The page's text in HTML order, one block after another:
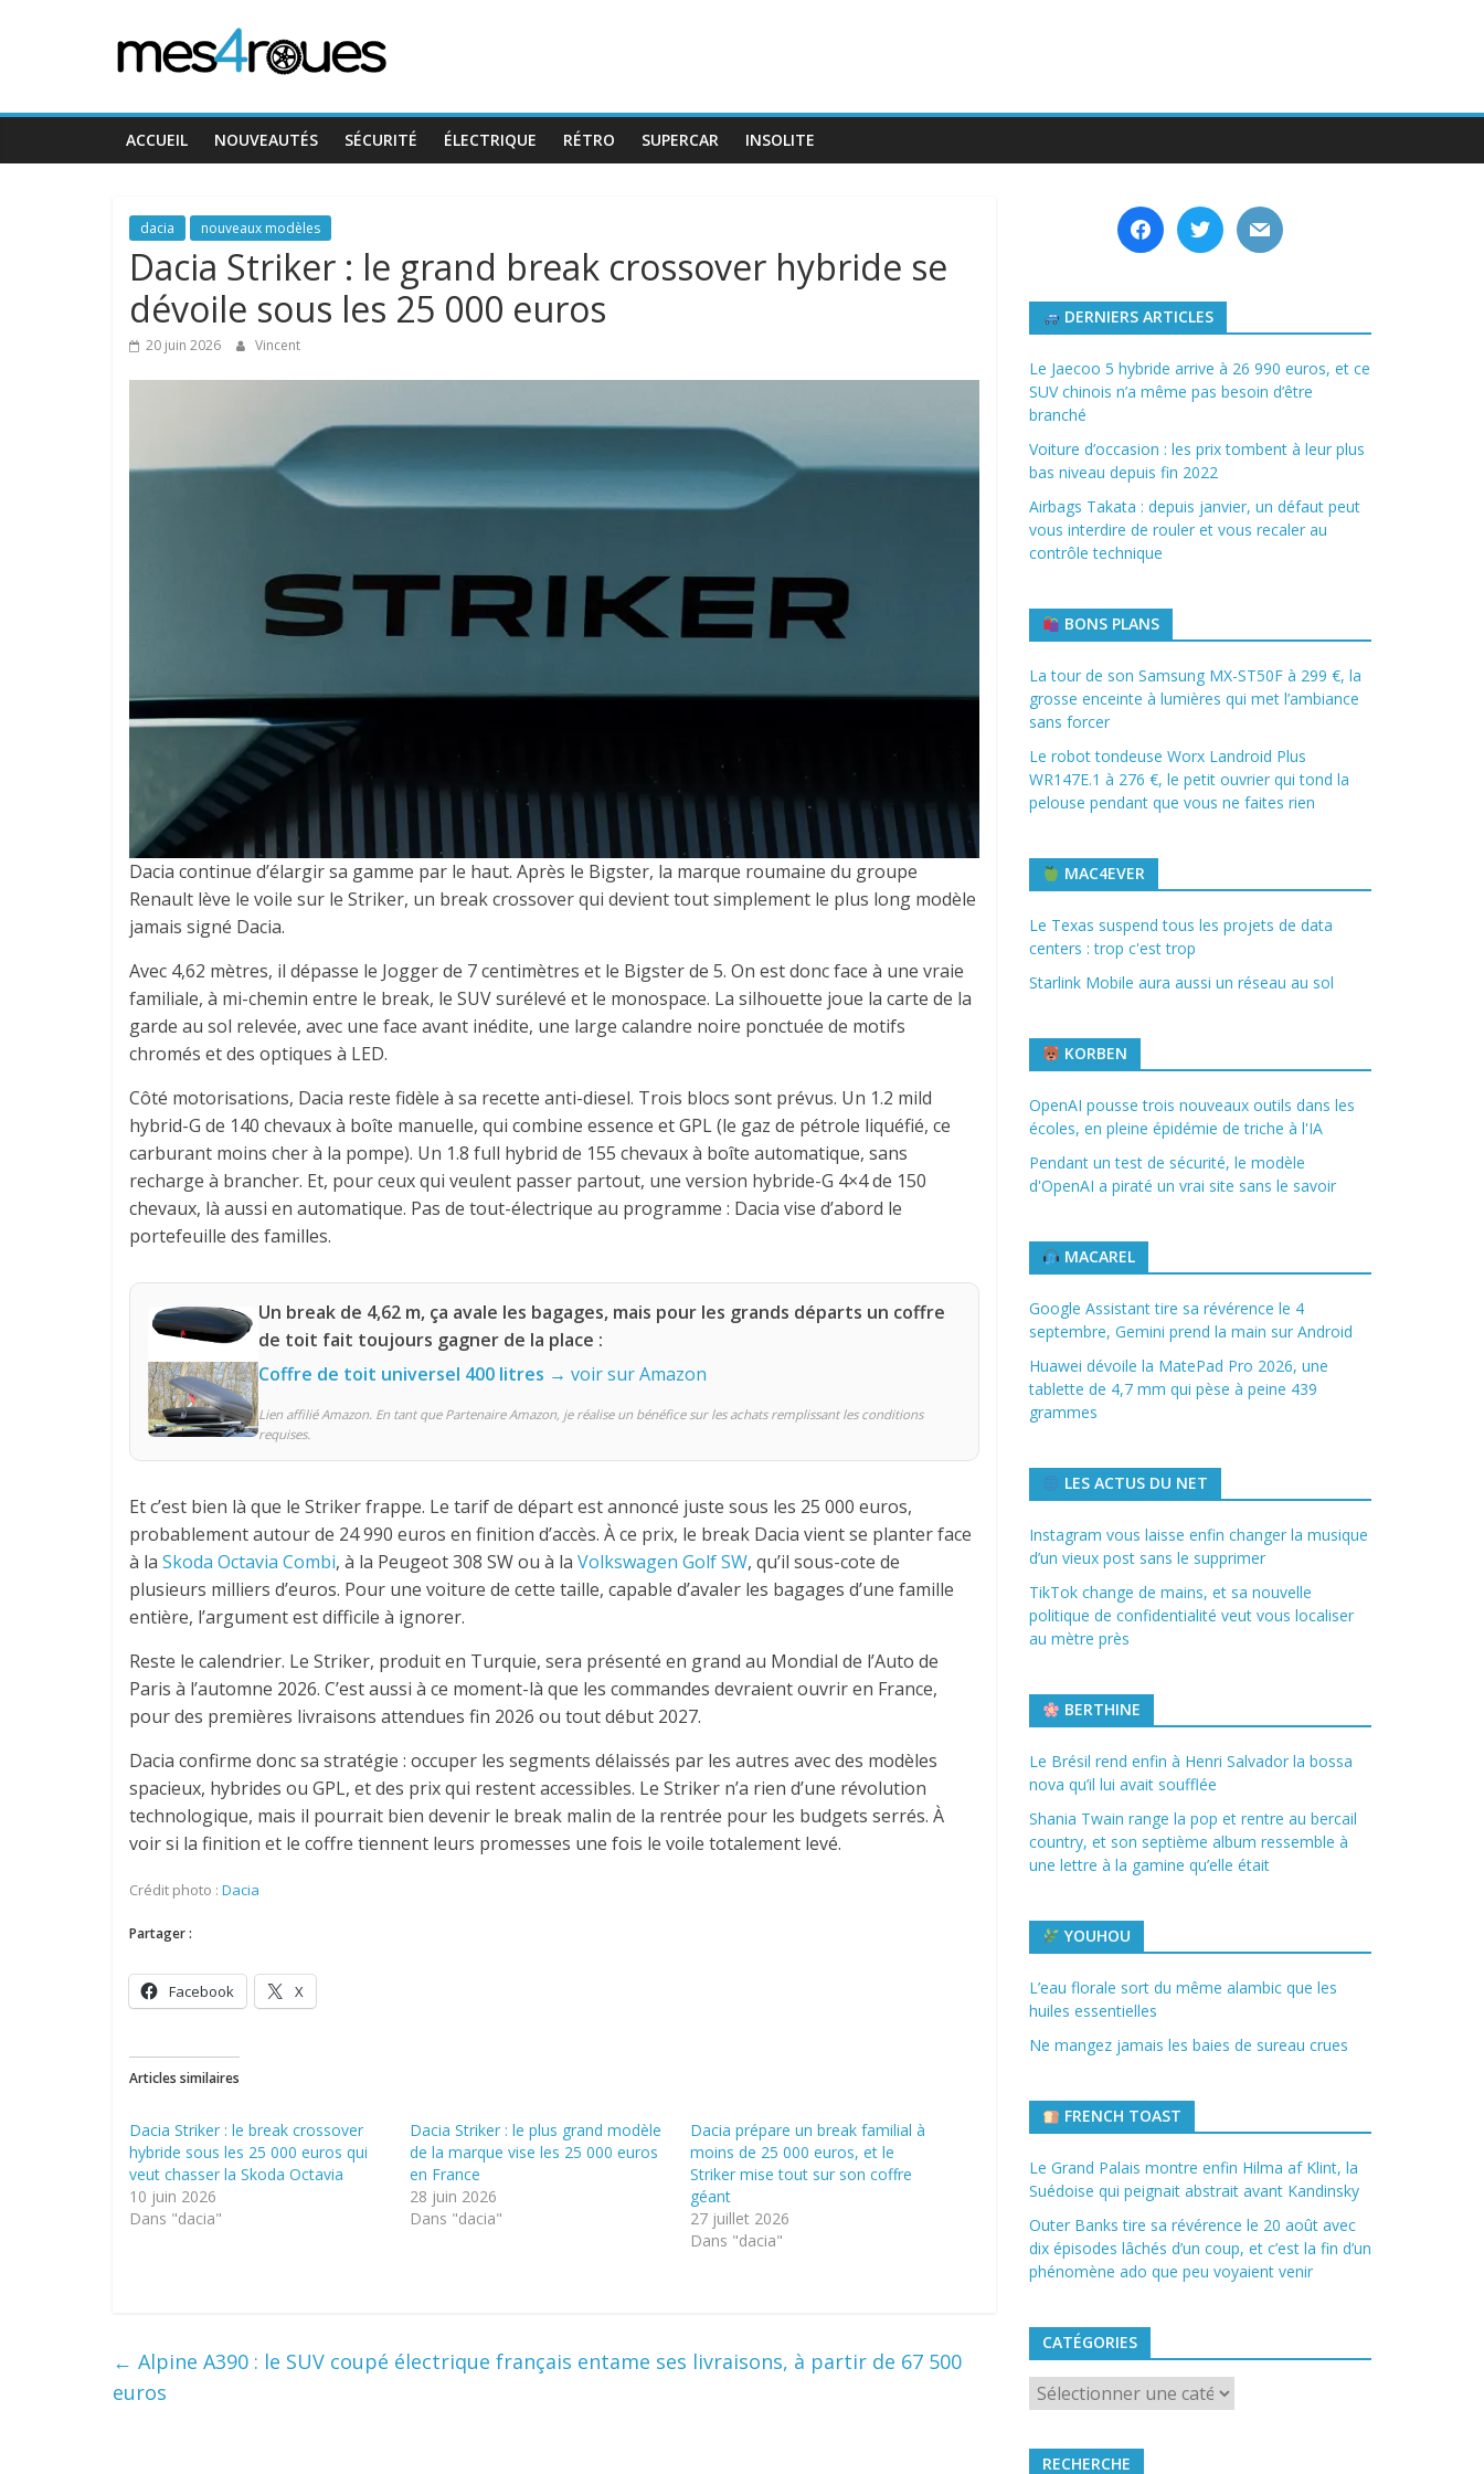
Mes4Roues
ACCUEIL NOUVEAUTÉS SÉCURITÉ ÉLECTRIQUE RÉTRO SUPERCAR INSOLITE
dacia nouveaux modèles
Dacia Striker : le grand break crossover hybride se
dévoile sous les 25 000 euros
20 juin 2026 Vincent
Dacia continue d’élargir sa gamme par le haut. Après le Bigster, la marque roumaine du groupe
Renault lève le voile sur le Striker, un break crossover qui devient tout simplement le plus long modèle
jamais signé Dacia.
Avec 4,62 mètres, il dépasse le Jogger de 7 centimètres et le Bigster de 5. On est donc face à une vraie
familiale, à mi-chemin entre le break, le SUV surélevé et le monospace. La silhouette joue la carte de la
garde au sol relevée, avec une face avant inédite, une large calandre noire ponctuée de motifs
chromés et des optiques à LED.
Côté motorisations, Dacia reste fidèle à sa recette anti-diesel. Trois blocs sont prévus. Un 1.2 mild
hybrid-G de 140 chevaux à boîte manuelle, qui combine essence et GPL (le gaz de pétrole liquéfié, ce
carburant moins cher à la pompe). Un 1.8 full hybrid de 155 chevaux à boîte automatique, sans
recharge à brancher. Et, pour ceux qui veulent passer partout, une version hybride-G 4×4 de 150
chevaux, là aussi en automatique. Pas de tout-électrique au programme : Dacia vise d’abord le
portefeuille des familles.
Un break de 4,62 m, ça avale les bagages, mais pour les grands départs un coffre
de toit fait toujours gagner de la place :
Coffre de toit universel 400 litres → voir sur Amazon
Lien affilié Amazon. En tant que Partenaire Amazon, je réalise un bénéfice sur les achats remplissant les conditions
requises.
Et c’est bien là que le Striker frappe. Le tarif de départ est annoncé juste sous les 25 000 euros,
probablement autour de 24 990 euros en finition d’accès. À ce prix, le break Dacia vient se planter face
à la Skoda Octavia Combi, à la Peugeot 308 SW ou à la Volkswagen Golf SW, qu’il sous-cote de
plusieurs milliers d’euros. Pour une voiture de cette taille, capable d’avaler les bagages d’une famille
entière, l’argument est difficile à ignorer.
Reste le calendrier. Le Striker, produit en Turquie, sera présenté en grand au Mondial de l’Auto de
Paris à l’automne 2026. C’est aussi à ce moment-là que les commandes devraient ouvrir en France,
pour des premières livraisons attendues fin 2026 ou tout début 2027.
Dacia confirme donc sa stratégie : occuper les segments délaissés par les autres avec des modèles
spacieux, hybrides ou GPL, et des prix qui restent accessibles. Le Striker n’a rien d’une révolution
technologique, mais il pourrait bien devenir le break malin de la rentrée pour les budgets serrés. À
voir si la finition et le coffre tiennent leurs promesses une fois le voile totalement levé.
Crédit photo : Dacia
Partager :
Facebook X
Articles similaires
Dacia Striker : le break crossover
hybride sous les 25 000 euros qui
veut chasser la Skoda Octavia
10 juin 2026
Dans "dacia"
Dacia Striker : le plus grand modèle
de la marque vise les 25 000 euros
en France
28 juin 2026
Dans "dacia"
Dacia prépare un break familial à
moins de 25 000 euros, et le
Striker mise tout sur son coffre
géant
27 juillet 2026
Dans "dacia"
← Alpine A390 : le SUV coupé électrique français entame ses livraisons, à partir de 67 500
euros
facebooktwitter mail
DERNIERS ARTICLES
Le Jaecoo 5 hybride arrive à 26 990 euros, et ce
SUV chinois n’a même pas besoin d’être
branché
Voiture d’occasion : les prix tombent à leur plus
bas niveau depuis fin 2022
Airbags Takata : depuis janvier, un défaut peut
vous interdire de rouler et vous recaler au
contrôle technique
BONS PLANS
La tour de son Samsung MX-ST50F à 299 €, la
grosse enceinte à lumières qui met l’ambiance
sans forcer
Le robot tondeuse Worx Landroid Plus
WR147E.1 à 276 €, le petit ouvrier qui tond la
pelouse pendant que vous ne faites rien
MAC4EVER
Le Texas suspend tous les projets de data
centers : trop c'est trop
Starlink Mobile aura aussi un réseau au sol
KORBEN
OpenAI pousse trois nouveaux outils dans les
écoles, en pleine épidémie de triche à l'IA
Pendant un test de sécurité, le modèle
d'OpenAI a piraté un vrai site sans le savoir
MACAREL
Google Assistant tire sa révérence le 4
septembre, Gemini prend la main sur Android
Huawei dévoile la MatePad Pro 2026, une
tablette de 4,7 mm qui pèse à peine 439
grammes
LES ACTUS DU NET
Instagram vous laisse enfin changer la musique
d’un vieux post sans le supprimer
TikTok change de mains, et sa nouvelle
politique de confidentialité veut vous localiser
au mètre près
BERTHINE
Le Brésil rend enfin à Henri Salvador la bossa
nova qu’il lui avait soufflée
Shania Twain range la pop et rentre au bercail
country, et son septième album ressemble à
une lettre à la gamine qu’elle était
YOUHOU
L’eau florale sort du même alambic que les
huiles essentielles
Ne mangez jamais les baies de sureau crues
FRENCH TOAST
Le Grand Palais montre enfin Hilma af Klint, la
Suédoise qui peignait abstrait avant Kandinsky
Outer Banks tire sa révérence le 20 août avec
dix épisodes lâchés d’un coup, et c’est la fin d’un
phénomène ado que peu voyaient venir
CATÉGORIES
Catégories
RECHERCHE